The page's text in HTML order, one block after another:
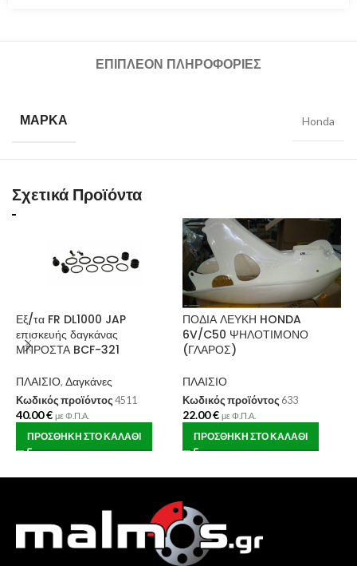
ΕΠΙΠΛΈΟΝ ΠΛΗΡΟΦΟΡΊΕΣ
ΜΆΡΚΑ Honda
Σχετικά Προϊόντα
Εξ/τα FR DL1000 JAP
επισκευής δαγκάνας
ΜΠΡΟΣΤΑ BCF-321
ΠΛΑΙΣΙΟ, Δαγκάνες
Κωδικός προϊόντος 4511
40.00€ με Φ.Π.Α.
ΠΡΟΣΘΉΚΗ ΣΤΟ ΚΑΛΆΘΙ
ΠΟΔΙΑ ΛΕΥΚΗ HONDA
6V/C50 ΨΗΛΟΤΙΜΟΝΟ
(ΓΛΑΡΟΣ)
ΠΛΑΙΣΙΟ
Κωδικός προϊόντος 633
22.00€ με Φ.Π.Α.
ΠΡΟΣΘΉΚΗ ΣΤΟ ΚΑΛΆΘΙ